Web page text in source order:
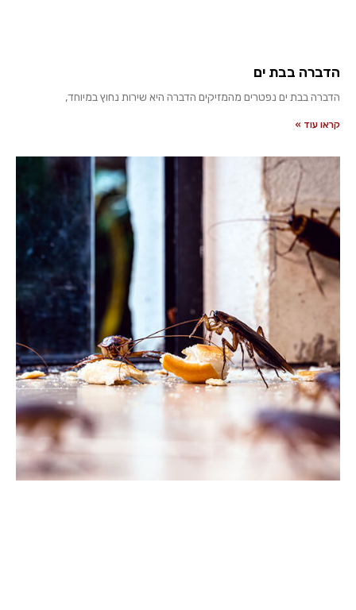
הדברה בבת ים
הדברה בבת ים נפטרים מהמזיקים הדברה היא שירות נחוץ במיוחד,
קראו עוד »